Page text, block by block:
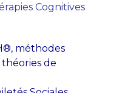
Cognitives
méthodes
théories de